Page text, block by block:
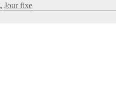
, Jour fixe